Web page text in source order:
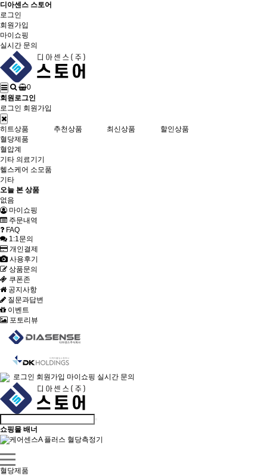
디아센스 스토어
로그인
회원가입
마이쇼핑
실시간 문의
0
회원로그인
로그인 회원가입
히트상품 추천상품 최신상품
할인상품
혈당제품
혈압계
기타 의료기기
헬스케어 소모품
기타
오늘 본 상품
없음
마이쇼핑
주문내역
FAQ
1:1문의
개인결제
사용후기
상품문의
쿠폰존
공지사항
질문과답변
이벤트
포토리뷰
로그인 회원가입 마이쇼핑 실시간 문의
쇼핑몰 배너
혈당제품